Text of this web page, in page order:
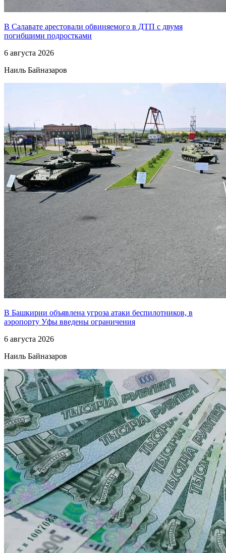
В Салавате арестовали обвиняемого в ДТП с двумя
погибшими подростками
6 августа 2026
Наиль Байназаров
В Башкирии объявлена угроза атаки беспилотников, в
аэропорту Уфы введены ограничения
6 августа 2026
Наиль Байназаров